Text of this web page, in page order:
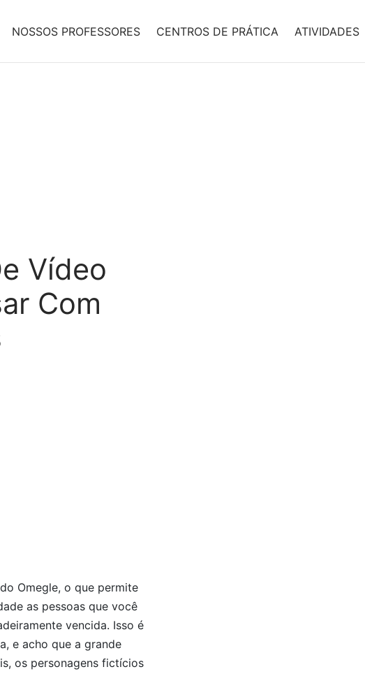
NOSSOS PROFESSORES CENTROS DE PRÁTICA ATIVIDADES
Vídeo
Com
Omegle, o que permite
as pessoas que você
vencida. Isso é
e acho que a grande
os personagens fictícios